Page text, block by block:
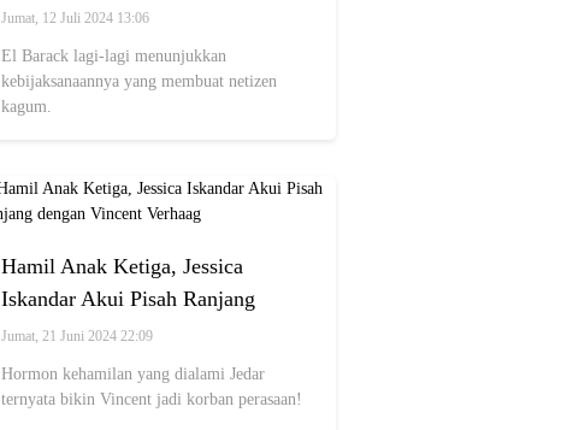
Jawaban Bijak El Barack Tuai
Decak Kagum
Jumat, 12 Juli 2024 13:06
El Barack lagi-lagi menunjukkan
kebijaksanaannya yang membuat netizen
kagum.
Hamil Anak Ketiga, Jessica
Iskandar Akui Pisah Ranjang
dengan Vincent Verhaag
Jumat, 21 Juni 2024 22:09
Hormon kehamilan yang dialami Jedar
ternyata bikin Vincent jadi korban perasaan!